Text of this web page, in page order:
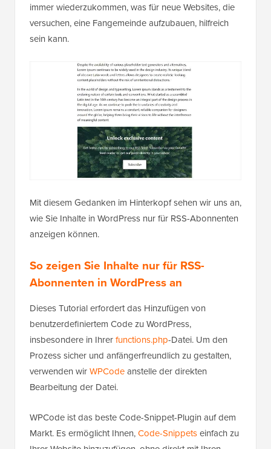
immer wiederzukommen, was für neue Websites, die
versuchen, eine Fangemeinde aufzubauen, hilfreich
sein kann.
Mit diesem Gedanken im Hinterkopf sehen wir uns an,
wie Sie Inhalte in WordPress nur für RSS-Abonnenten
anzeigen können.
So zeigen Sie Inhalte nur für RSS-
Abonnenten in WordPress an
Dieses Tutorial erfordert das Hinzufügen von
benutzerdefiniertem Code zu WordPress,
insbesondere in Ihrerfunctions.php-Datei. Um den
Prozess sicher und anfängerfreundlich zu gestalten,
verwenden wirWPCodeanstelle der direkten
Bearbeitung der Datei.
WPCode ist das beste Code-Snippet-Plugin auf dem
Markt. Es ermöglicht Ihnen,Code-Snippetseinfach zu